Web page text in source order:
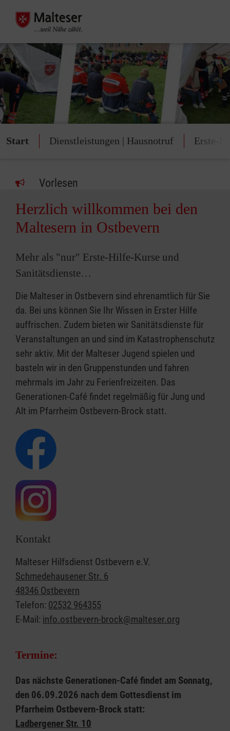
Start Dienstleistungen | Hausnotruf Erste-
Vorlesen
Herzlich willkommen bei den
Maltesern in Ostbevern
Mehr als "nur" Erste-Hilfe-Kurse und
Sanitätsdienste…
Die Malteser in Ostbevern sind ehrenamtlich für Sie
da. Bei uns können Sie Ihr Wissen in Erster Hilfe
auffrischen. Zudem bieten wir Sanitätsdienste für
Veranstaltungen an und sind im Katastrophenschutz
sehr aktiv. Mit der Malteser Jugend spielen und
basteln wir in den Gruppenstunden und fahren
mehrmals im Jahr zu Ferienfreizeiten. Das
Generationen-Café findet regelmäßig für Jung und
Alt im Pfarrheim Ostbevern-Brock statt.
Kontakt
Malteser Hilfsdienst Ostbevern e.V.
Schmedehausener Str. 6
48346 Ostbevern
Telefon: 02532 964355
E-Mail: info.ostbevern-brock@malteser.org
Termine:
Das nächste Generationen-Café findet am Sonnatg,
den 06.09.2026 nach dem Gottesdienst im
Pfarrheim Ostbevern-Brock statt:
Ladbergener Str. 10